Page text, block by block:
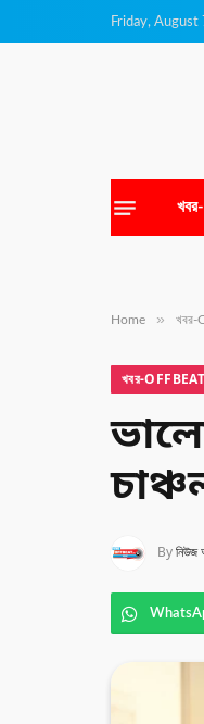
Friday, August
Home » খবর-
খবর-OFFBEAT
Byনিউজ